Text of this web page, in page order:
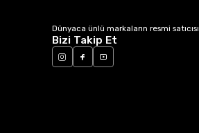
Dünyaca ünlü markaların resmi satıcısı.
Bizi Takip Et